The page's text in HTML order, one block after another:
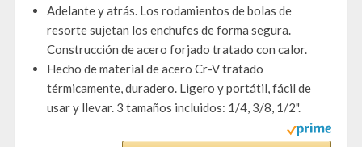
Adelante y atrás. Los rodamientos de bolas de
resorte sujetan los enchufes de forma segura.
Construcción de acero forjado tratado con calor.
Hecho de material de acero Cr-V tratado
térmicamente, duradero. Ligero y portátil, fácil de
usar y llevar. 3 tamaños incluidos: 1/4, 3/8, 1/2".